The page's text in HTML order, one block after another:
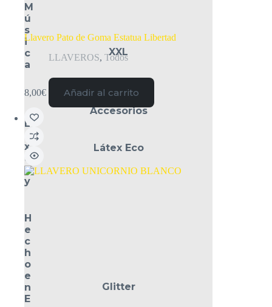
XXL
Accesorios
Látex Eco
Glitter
M
ú
s
i
c
a
L
u
x
u
r
y
H
e
c
h
o
e
n
E
Llavero Pato de Goma Estatua Libertad
LLAVEROS, Todos
8,00€ Añadir al carrito